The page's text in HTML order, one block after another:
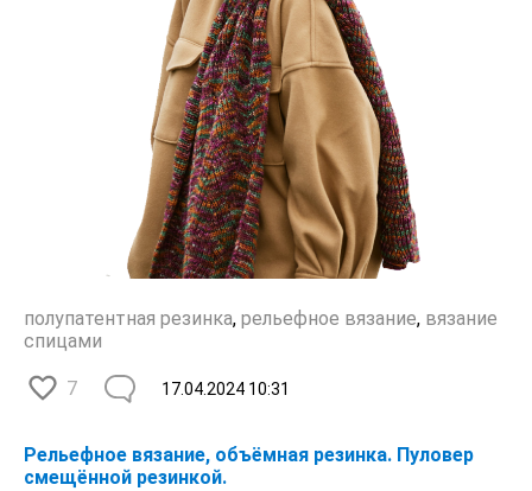
полупатентная резинка, рельефное вязание, вязание
спицами
7 17.04.2024 10:31
Рельефное вязание, объёмная резинка. Пуловер
смещённой резинкой.